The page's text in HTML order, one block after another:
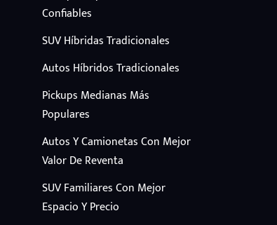
Confiables
SUV Híbridas Tradicionales
Autos Híbridos Tradicionales
Pickups Medianas Más
Populares
Autos Y Camionetas Con Mejor
Valor De Reventa
SUV Familiares Con Mejor
Espacio Y Precio